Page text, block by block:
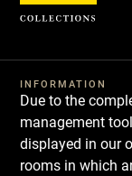
INFORMATION
Due to the
management
displayed in our
rooms in which
Cookies